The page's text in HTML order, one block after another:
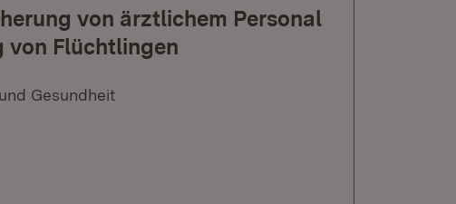
von ärztlichem Personal
von Flüchtlingen
Gesundheit